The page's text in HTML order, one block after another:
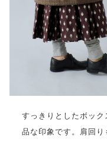
すっきりとしたボッ
品な印象です。肩回り